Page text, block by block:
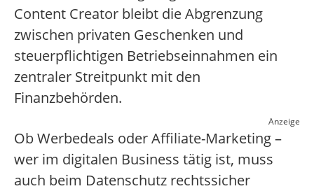
Content Creator bleibt die Abgrenzung
zwischen privaten Geschenken und
steuerpflichtigen Betriebseinnahmen ein
zentraler Streitpunkt mit den
Finanzbehörden.
Anzeige
Ob Werbedeals oder Affiliate-Marketing –
wer im digitalen Business tätig ist, muss
auch beim Datenschutz rechtssicher